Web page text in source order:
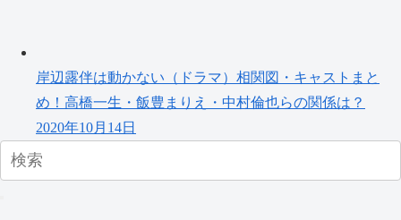
岸辺露伴は動かない（ドラマ）相関図・キャストまと
め！高橋一生・飯豊まりえ・中村倫也らの関係は？
2020年10月14日